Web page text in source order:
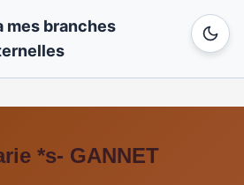
mes branches
*s- GANNET